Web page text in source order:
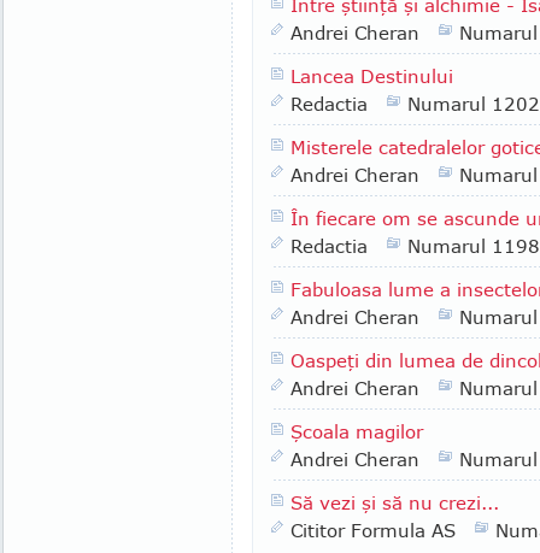
Între ştiinţă şi alchimie -
Andrei Cheran
Lancea Destinului
Redactia
Numarul 1202
Misterele catedralelor
Andrei Cheran
În fiecare om se ascunde
Redactia
Numarul 1198
Fabuloasa lume a
Andrei Cheran
Oaspeţi din lumea de
Andrei Cheran
Şcoala magilor
Andrei Cheran
Să vezi şi să nu crezi...
Cititor Formula AS